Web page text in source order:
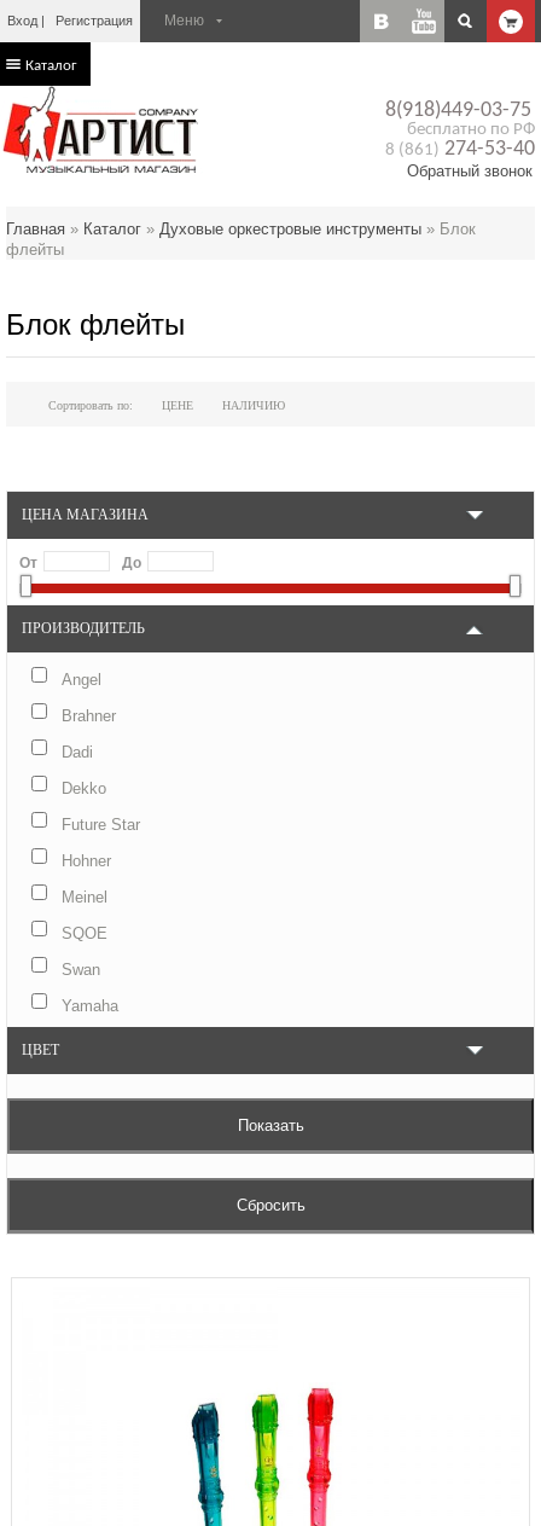
Вход Регистрация
8(918)449-03-75
бесплатно по РФ
8 (861) 274-53-40
Обратный звонок
Каталог
Главная » Каталог » Духовые оркестровые инструменты » Блок
флейты
Блок флейты
Сортировать по: ЦЕНЕ НАЛИЧИЮ
ЦЕНА МАГАЗИНА
От До
ПРОИЗВОДИТЕЛЬ
Angel
Brahner
Dadi
Dekko
Future Star
Hohner
Meinel
SQOE
Swan
Yamaha
ЦВЕТ